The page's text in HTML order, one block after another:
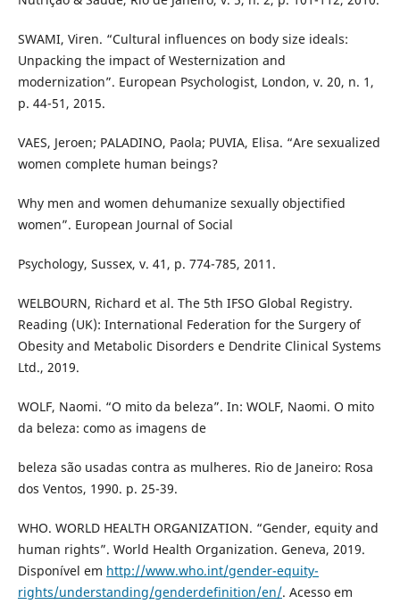
SWAMI, Viren. “Cultural influences on body size ideals:
Unpacking the impact of Westernization and
modernization”. European Psychologist, London, v. 20, n. 1,
p. 44-51, 2015.
VAES, Jeroen; PALADINO, Paola; PUVIA, Elisa. “Are sexualized
women complete human beings?
Why men and women dehumanize sexually objectified
women”. European Journal of Social
Psychology, Sussex, v. 41, p. 774-785, 2011.
WELBOURN, Richard et al. The 5th IFSO Global Registry.
Reading (UK): International Federation for the Surgery of
Obesity and Metabolic Disorders e Dendrite Clinical Systems
Ltd., 2019.
WOLF, Naomi. “O mito da beleza”. In: WOLF, Naomi. O mito
da beleza: como as imagens de
beleza são usadas contra as mulheres. Rio de Janeiro: Rosa
dos Ventos, 1990. p. 25-39.
WHO. WORLD HEALTH ORGANIZATION. “Gender, equity and
human rights”. World Health Organization. Geneva, 2019.
Disponível em http://www.who.int/gender-equity-
rights/understanding/genderdefinition/en/. Acesso em